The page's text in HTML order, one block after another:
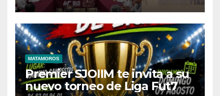
MATAMOROS
Premier SJOIIM te invita a su
nuevo torneo de Liga Fut7